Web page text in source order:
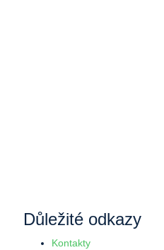
Důležité odkazy
Kontakty